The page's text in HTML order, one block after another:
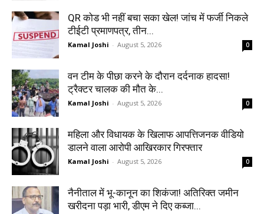
QR कोड भी नहीं बचा सका खेल! जांच में फर्जी निकले
टीईटी प्रमाणपत्र, तीन...
Kamal Joshi - August 5, 2026 0
वन टीम के पीछा करने के दौरान दर्दनाक हादसा!
ट्रैक्टर चालक की मौत के...
Kamal Joshi - August 5, 2026 0
महिला और विधायक के खिलाफ आपत्तिजनक वीडियो
डालने वाला आरोपी आखिरकार गिरफ्तार
Kamal Joshi - August 5, 2026 0
नैनीताल में भू-कानून का शिकंजा! अतिरिक्त जमीन
खरीदना पड़ा भारी, डीएम ने दिए कब्जा...